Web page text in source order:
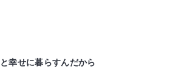
幸せに暮らすんだから